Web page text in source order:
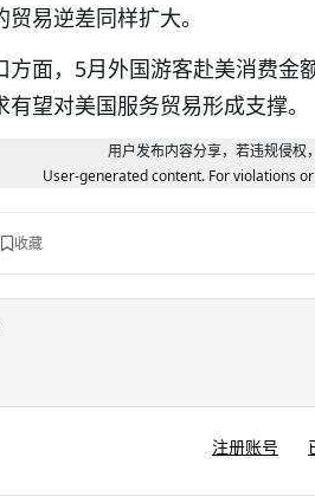
易逆差同样扩大。
方面，5月外国游客赴美消费金
望对美国服务贸易形成支撑。
用户发布内容分享，若违规侵权
User-generated content. For violations
收藏
注册账号